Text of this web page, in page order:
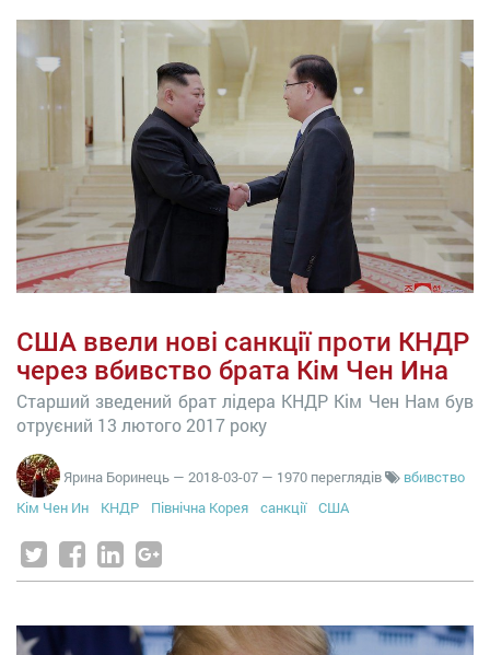
США ввели нові санкції проти КНДР
через вбивство брата Кім Чен Ина
Старший зведений брат лідера КНДР Кім Чен Нам був
отруєний 13 лютого 2017 року
Ярина Боринець — 2018-03-07 — 1970 переглядів
вбивство
Кім Чен Ин
КНДР Північна Корея санкції США